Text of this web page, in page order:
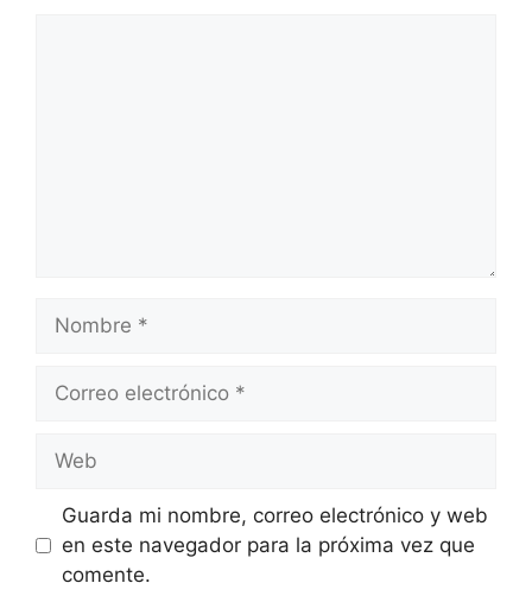
Nombre
Correo
Web
Guarda mi nombre, correo electrónico y web
en este navegador para la próxima vez que
comente.